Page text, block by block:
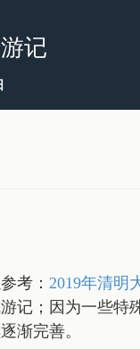
记
考： 2019年清明
记；因为一些特
渐完善。